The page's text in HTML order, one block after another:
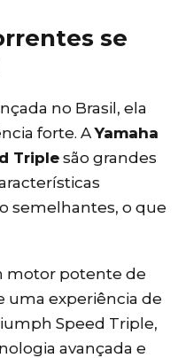
se
no Brasil, ela
forte. AYamaha
Triple são grandes
semelhantes, o que
motor potente de
uma experiência de
Speed Triple,
avançada e